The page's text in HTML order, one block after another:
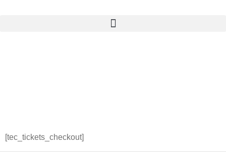
[tec_tickets_checkout]